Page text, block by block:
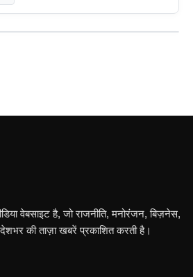
वेबसाइट है, जो राजनीति, मनोरंजन, बिज़नेस,
की ताज़ा खबरें प्रकाशित करती है।